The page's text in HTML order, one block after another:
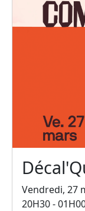
Vendredi, 27
20H30 -